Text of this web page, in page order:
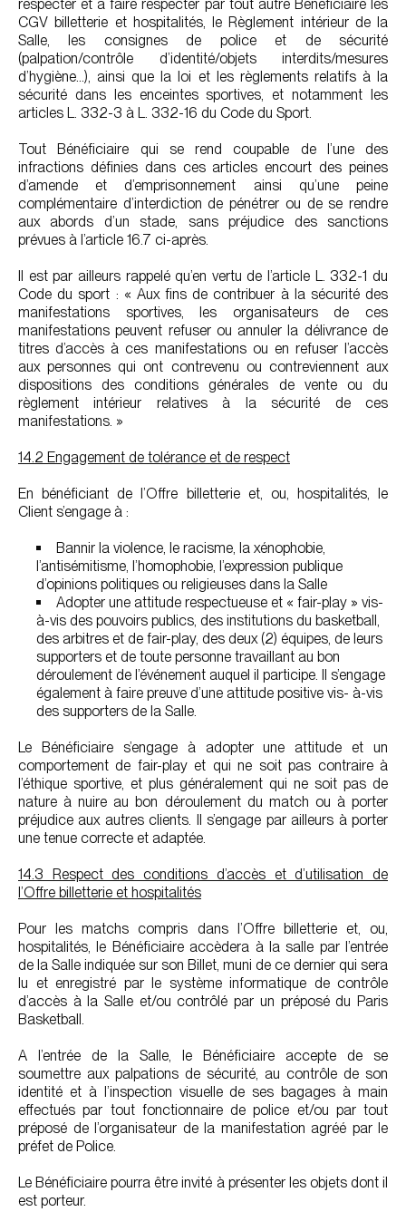
respecter et à faire respecter par tout autre Bénéficiaire les
CGV billetterie et hospitalités, le Règlement intérieur de la
Salle, les consignes de police et de sécurité
(palpation/contrôle d’identité/objets interdits/mesures
d’hygiène…), ainsi que la loi et les règlements relatifs à la
sécurité dans les enceintes sportives, et notamment les
articles L. 332-3 à L. 332-16 du Code du Sport.
Tout Bénéficiaire qui se rend coupable de l’une des
infractions définies dans ces articles encourt des peines
d’amende et d’emprisonnement ainsi qu’une peine
complémentaire d’interdiction de pénétrer ou de se rendre
aux abords d’un stade, sans préjudice des sanctions
prévues à l’article 16.7 ci-après.
Il est par ailleurs rappelé qu’en vertu de l’article L. 332-1 du
Code du sport : « Aux fins de contribuer à la sécurité des
manifestations sportives, les organisateurs de ces
manifestations peuvent refuser ou annuler la délivrance de
titres d’accès à ces manifestations ou en refuser l’accès
aux personnes qui ont contrevenu ou contreviennent aux
dispositions des conditions générales de vente ou du
règlement intérieur relatives à la sécurité de ces
manifestations. »
14.2 Engagement de tolérance et de respect
En bénéficiant de l’Offre billetterie et, ou, hospitalités, le
Client s’engage à :
Bannir la violence, le racisme, la xénophobie,
l’antisémitisme, l’homophobie, l’expression publique
d’opinions politiques ou religieuses dans la Salle
Adopter une attitude respectueuse et « fair-play » vis-
à-vis des pouvoirs publics, des institutions du basketball,
des arbitres et de fair-play, des deux (2) équipes, de leurs
supporters et de toute personne travaillant au bon
déroulement de l’événement auquel il participe. Il s’engage
également à faire preuve d’une attitude positive vis- à-vis
des supporters de la Salle.
Le Bénéficiaire s’engage à adopter une attitude et un
comportement de fair-play et qui ne soit pas contraire à
l’éthique sportive, et plus généralement qui ne soit pas de
nature à nuire au bon déroulement du match ou à porter
préjudice aux autres clients. Il s’engage par ailleurs à porter
une tenue correcte et adaptée.
14.3 Respect des conditions d’accès et d’utilisation de
l’Offre billetterie et hospitalités
Pour les matchs compris dans l’Offre billetterie et, ou,
hospitalités, le Bénéficiaire accèdera à la salle par l’entrée
de la Salle indiquée sur son Billet, muni de ce dernier qui sera
lu et enregistré par le système informatique de contrôle
d’accès à la Salle et/ou contrôlé par un préposé du Paris
Basketball.
A l’entrée de la Salle, le Bénéficiaire accepte de se
soumettre aux palpations de sécurité, au contrôle de son
identité et à l’inspection visuelle de ses bagages à main
effectués par tout fonctionnaire de police et/ou par tout
préposé de l’organisateur de la manifestation agréé par le
préfet de Police.
Le Bénéficiaire pourra être invité à présenter les objets dont il
est porteur.